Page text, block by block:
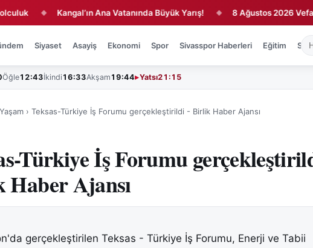
◆ Kangal’ın Ana Vatanında Büyük Yarış! ◆ 8 Ağustos 2026 Vefat
Siyaset Asayiş Ekonomi Spor Sivasspor Haberleri Eğitim
Öğle12:43İkindi 16:33Akşam 19:44 Yatsı21:15
Yaşam › Teksas-Türkiye İş Forumu gerçekleştirildi - Birlik Haber Ajansı
Türkiye İş Forumu
Ajansı
gerçekleştirilen Teksas - Türkiye İş Forumu, Enerji ve Tabii